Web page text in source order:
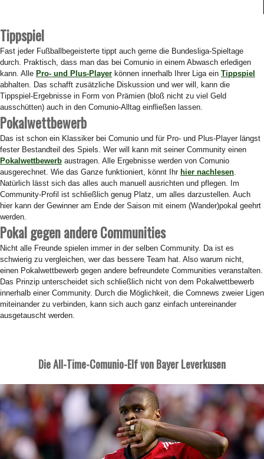
Tippspiel
Fast jeder Fußballbegeisterte tippt auch gerne die Bundesliga-Spieltage
durch. Praktisch, dass man das bei Comunio in einem Abwasch erledigen
kann. Alle Pro- und Plus-Player können innerhalb Ihrer Liga ein Tippspiel
abhalten. Das schafft zusätzliche Diskussion und wer will, kann die
Tippspiel-Ergebnisse in Form von Prämien (bloß nicht zu viel Geld
ausschütten) auch in den Comunio-Alltag einfließen lassen.
Pokalwettbewerb
Das ist schon ein Klassiker bei Comunio und für Pro- und Plus-Player längst
fester Bestandteil des Spiels. Wer will kann mit seiner Community einen
Pokalwettbewerb austragen. Alle Ergebnisse werden von Comunio
ausgerechnet. Wie das Ganze funktioniert, könnt Ihr hier nachlesen
Natürlich lässt sich das alles auch manuell ausrichten und pflegen. Im
Community-Profil ist schließlich genug Platz, um alles darzustellen. Auch
hier kann der Gewinner am Ende der Saison mit einem (Wander)pokal geehrt
werden.
Pokal gegen andere Communities
Nicht alle Freunde spielen immer in der selben Community. Da ist es
schwierig zu vergleichen, wer das bessere Team hat. Also warum nicht,
einen Pokalwettbewerb gegen andere befreundete Communities veranstalten.
Das Prinzip unterscheidet sich schließlich nicht von dem Pokalwettbewerb
innerhalb einer Community. Durch die Möglichkeit, die Comnews zweier Ligen
miteinander zu verbinden, kann sich auch ganz einfach untereinander
ausgetauscht werden.
Die All-Time-Comunio-Elf von Bayer Leverkusen